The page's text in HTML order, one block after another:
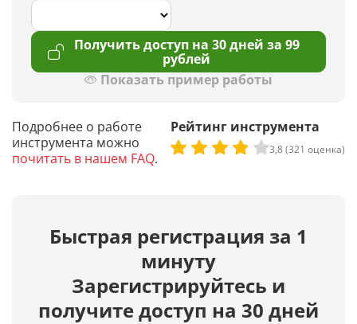
Получить доступ на 30 дней за 99
рублей
Показать пример работы
Подробнее о работе
инструмента можно
почитать в нашем FAQ.
Рейтинг инструмента
3,8 (321 оценка)
Быстрая регистрация за 1
минуту
Зарегистрируйтесь и
получите доступ на 30 дней